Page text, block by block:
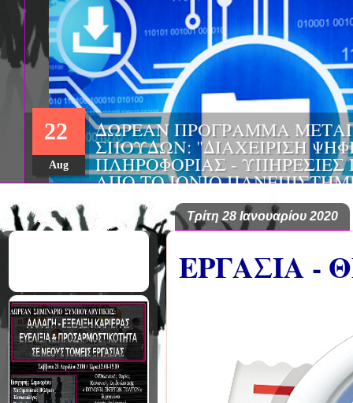
ΔΩΡΕΑΝ ΠΡΟΓΡΑΜΜΑ
ΣΠΟΥΔΩΝ: «ΕΠΙΣΤΗΜΗ
ΔΙΑΤΡΟΦΗ», ΑΠΟ ΤΟ ΑΠΘ
22
Aug
Τρίτη 28 Ιανουαρίου 2020
ΕΡΓΑΣΙΑ -